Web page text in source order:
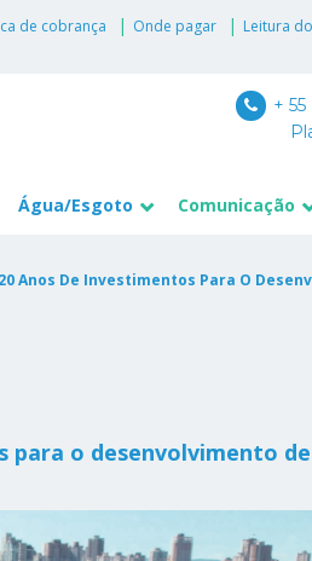
de cobrança Onde pagar
Leitura
+
Água/Esgoto Comunicação
Anos De Investimentos Para O
para o desenvolvimento de